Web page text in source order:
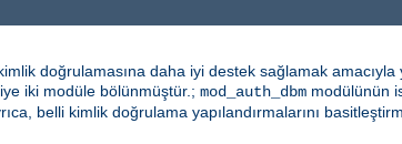
doğrulamasına daha iyi destek sağlamak amacıyla
iki modüle bölünmüştür.; mod_auth_dbm modülünün
belli kimlik doğrulama yapılandırmalarını